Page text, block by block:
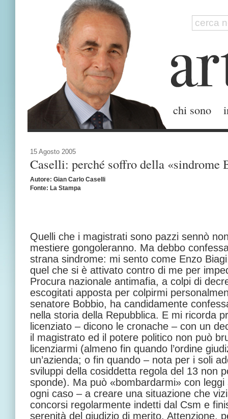
chi sono
15 Agosto 2005
Caselli: perché soffro della «sindrome
Autore: Gian Carlo Caselli
Fonte: La Stampa
Quelli che i magistrati sono pazzi sennò
mestiere gongoleranno. Ma debbo
strana sindrome: mi sento come Enzo
quel che si è attivato contro di me per
Procura nazionale antimafia, a colpi di
escogitati apposta per colpirmi
senatore Bobbio, ha candidamente
nella storia della Repubblica. E mi ricorda
licenziato – dicono le cronache – con un
il magistrato ed il potere politico non può
licenziarmi (almeno fin quando l’ordine
un’azienda; o fin quando – nota per i soli
sviluppi della cosiddetta regola del 13 non
sponde). Ma può «bombardarmi» con
ogni caso – a creare una situazione che
concorsi regolarmente indetti dal Csm e
serenità del giudizio di merito. Attenzione,